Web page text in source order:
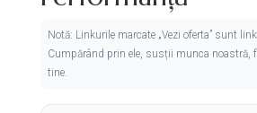
Notă: Linkurile marcate „Vezi oferta” sunt
Cumpărând prin ele, susții munca noastră,
tine.